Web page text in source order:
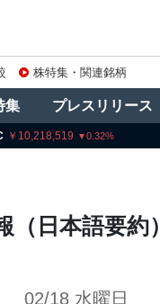
株特集・関連銘柄
集 プレスリリース
10,218,519 0.32
日本語要約）
02/18 水曜日